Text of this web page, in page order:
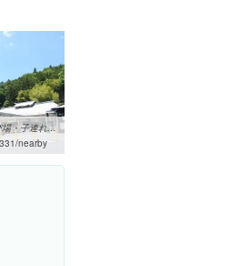
道の駅 みわ近く 子供の遊び場・子連れお出かけスポット | いこーよ
nearby